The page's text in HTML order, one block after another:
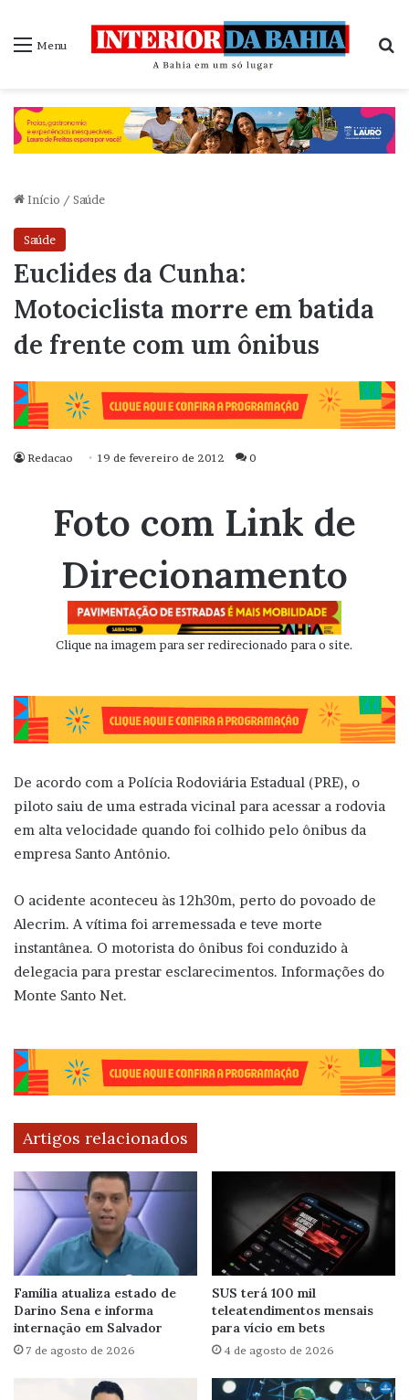
Menu
Início / Saúde
Saúde
Euclides da Cunha:
Motociclista morre em batida
de frente com um ônibus
Redacao 19 de fevereiro de 2012 0
Foto com Link de
Direcionamento
Clique na imagem para ser redirecionado para o site.
De acordo com a Polícia Rodoviária Estadual (PRE), o
piloto saiu de uma estrada vicinal para acessar a rodovia
em alta velocidade quando foi colhido pelo ônibus da
empresa Santo Antônio.
O acidente aconteceu às 12h30m, perto do povoado de
Alecrim. A vítima foi arremessada e teve morte
instantânea. O motorista do ônibus foi conduzido à
delegacia para prestar esclarecimentos. Informações do
Monte Santo Net.
Artigos relacionados
Família atualiza estado de
Darino Sena e informa
internação em Salvador
7 de agosto de 2026
SUS terá 100 mil
teleatendimentos mensais
para vício em bets
4 de agosto de 2026